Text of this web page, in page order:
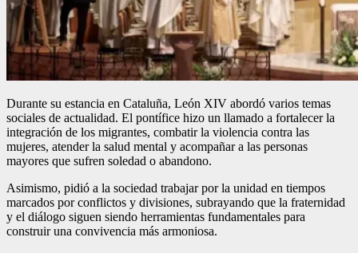
Durante su estancia en Cataluña, León XIV abordó varios temas
sociales de actualidad. El pontífice hizo un llamado a fortalecer la
integración de los migrantes, combatir la violencia contra las
mujeres, atender la salud mental y acompañar a las personas
mayores que sufren soledad o abandono.
Asimismo, pidió a la sociedad trabajar por la unidad en tiempos
marcados por conflictos y divisiones, subrayando que la fraternidad
y el diálogo siguen siendo herramientas fundamentales para
construir una convivencia más armoniosa.